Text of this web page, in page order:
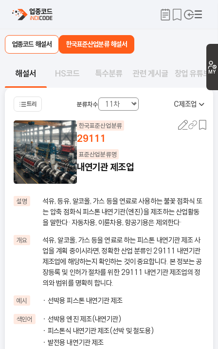
MY
업종코드 해설서 한국표준산업분류 해설서
해설서 HS코드 특수분류 관련 게시글 창업 유튜브
트리 분류차수 C제조업
한국표준산업분류
29111
표준산업분류명
내연기관 제조업
설명
석유, 등유, 알코올, 가스 등을 연료로 사용하는 불꽃 점화식 또
는 압축 점화식 피스톤 내연기관(엔진)을 제조하는 산업활동
을 말한다· 자동차용, 이륜차용, 항공기용은 제외한다·
개요
석유, 알코올, 가스 등을 연료로 하는 피스톤 내연기관 제조 사
업을 계획 중이시라면, 정확한 산업 분류인 29111 내연기관
제조업에 해당하는지 확인하는 것이 중요합니다. 본 정보는 공
장등록 및 인허가 절차를 위한 29111 내연기관 제조업의 정
의와 범위를 명확히 합니다.
예시 선박용 피스톤 내연기관 제조
색인어
선박용 엔진 제조(내연기관)
피스톤식 내연기관 제조(선박 및 철도용)
발전용 내연기관 제조